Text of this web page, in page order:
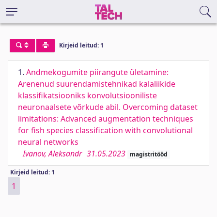
Kirjeid leitud: 1
1. Andmekogumite piirangute ületamine:
Arenenud suurendamistehnikad kalaliikide
klassifikatsiooniks konvolutsiooniliste
neuronaalsete võrkude abil. Overcoming dataset
limitations: Advanced augmentation techniques
for fish species classification with convolutional
neural networks
Ivanov, Aleksandr 31.05.2023 magistritööd
Kirjeid leitud: 1
1